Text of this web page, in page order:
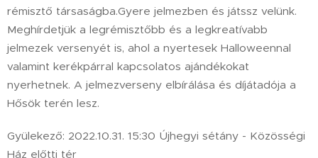
rémisztő társaságba.Gyere jelmezben és játssz velünk.
Meghírdetjük a legrémisztőbb és a legkreatívabb
jelmezek versenyét is, ahol a nyertesek Halloweennal
valamint kerékpárral kapcsolatos ajándékokat
nyerhetnek. A jelmezverseny elbírálása és díjátadója a
Hősök terén lesz.
Gyülekező: 2022.10.31. 15:30 Újhegyi sétány - Közösségi
Ház előtti tér